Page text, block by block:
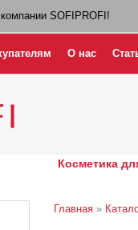
SOFIPROFI!
О нас
Косметика
Главная »